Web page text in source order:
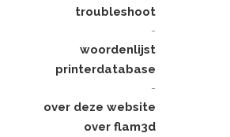
troubleshoot
-
woordenlijst
printerdatabase
-
over deze website
over flam3d